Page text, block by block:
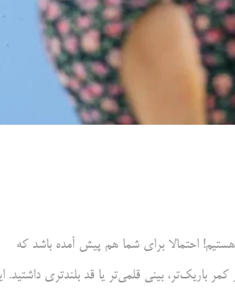
احتمالا برای شما هم پیش آمده باشد که
باریک‌تر، بینی قلمی‌تر یا قد بلندتری داشتید.